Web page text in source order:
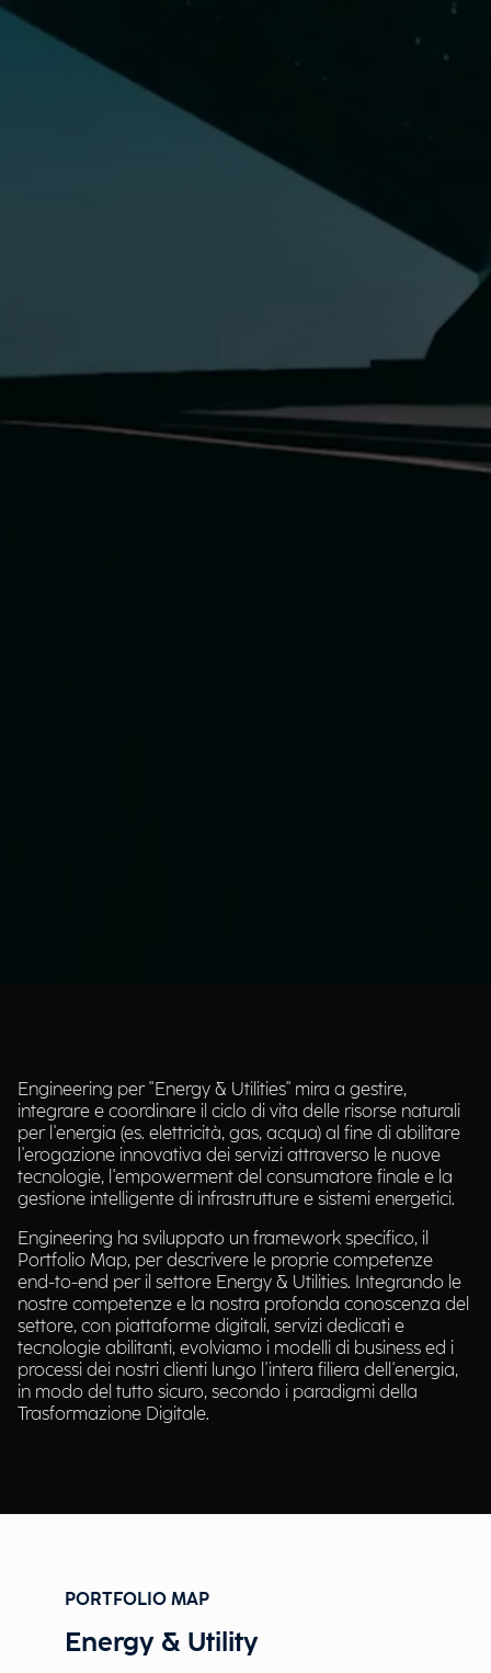
Engineering per "Energy & Utilities" mira a gestire,
integrare e coordinare il ciclo di vita delle risorse naturali
per l'energia (es. elettricità, gas, acqua) al fine di abilitare
l'erogazione innovativa dei servizi attraverso le nuove
tecnologie, l'empowerment del consumatore finale e la
gestione intelligente di infrastrutture e sistemi energetici.
Engineering ha sviluppato un framework specifico, il
Portfolio Map, per descrivere le proprie competenze
end-to-end per il settore Energy & Utilities. Integrando le
nostre competenze e la nostra profonda conoscenza del
settore, con piattaforme digitali, servizi dedicati e
tecnologie abilitanti, evolviamo i modelli di business ed i
processi dei nostri clienti lungo l'intera filiera dell'energia,
in modo del tutto sicuro, secondo i paradigmi della
Trasformazione Digitale.
PORTFOLIO MAP
Energy & Utility